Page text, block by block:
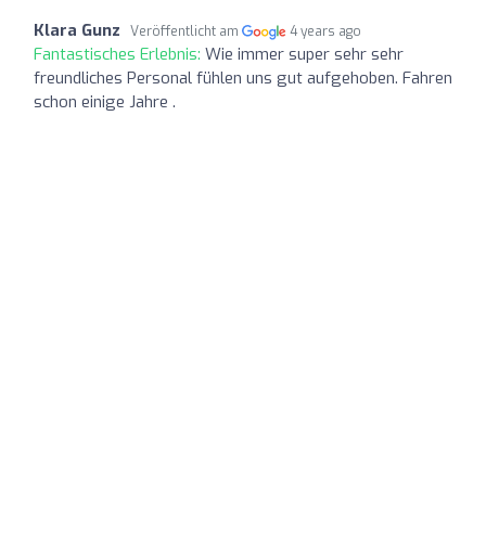
Klara Gunz Veröffentlicht am 4 years ago
Fantastisches Erlebnis: Wie immer super sehr sehr
freundliches Personal fühlen uns gut aufgehoben. Fahren
schon einige Jahre .